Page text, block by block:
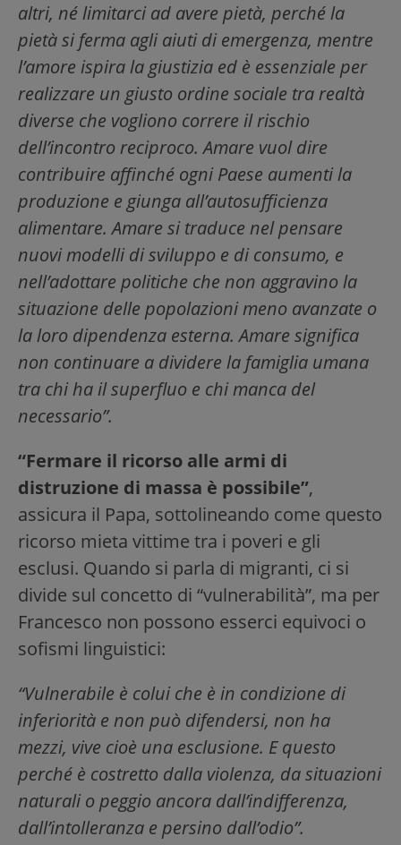
altri, né limitarci ad avere pietà, perché la
pietà si ferma agli aiuti di emergenza, mentre
l’amore ispira la giustizia ed è essenziale per
realizzare un giusto ordine sociale tra realtà
diverse che vogliono correre il rischio
dell’incontro reciproco. Amare vuol dire
contribuire affinché ogni Paese aumenti la
produzione e giunga all’autosufficienza
alimentare. Amare si traduce nel pensare
nuovi modelli di sviluppo e di consumo, e
nell’adottare politiche che non aggravino la
situazione delle popolazioni meno avanzate o
la loro dipendenza esterna. Amare significa
non continuare a dividere la famiglia umana
tra chi ha il superfluo e chi manca del
necessario”.
“Fermare il ricorso alle armi di
distruzione di massa è possibile”,
assicura il Papa, sottolineando come questo
ricorso mieta vittime tra i poveri e gli
esclusi. Quando si parla di migranti, ci si
divide sul concetto di “vulnerabilità”, ma per
Francesco non possono esserci equivoci o
sofismi linguistici:
“Vulnerabile è colui che è in condizione di
inferiorità e non può difendersi, non ha
mezzi, vive cioè una esclusione. E questo
perché è costretto dalla violenza, da situazioni
naturali o peggio ancora dall’indifferenza,
dall’intolleranza e persino dall’odio”.